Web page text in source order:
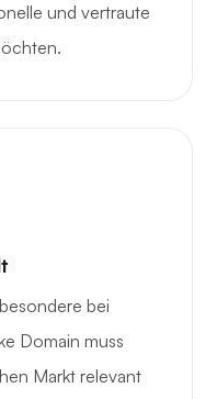
und vertraute
bei
Domain muss
Markt relevant